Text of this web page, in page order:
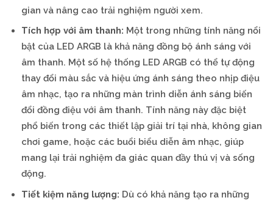
gian và nâng cao trải nghiệm người xem.
Tích hợp với âm thanh: Một trong những tính năng nổi
bật của LED ARGB là khả năng đồng bộ ánh sáng với
âm thanh. Một số hệ thống LED ARGB có thể tự động
thay đổi màu sắc và hiệu ứng ánh sáng theo nhịp điệu
âm nhạc, tạo ra những màn trình diễn ánh sáng biến
đổi đồng điệu với âm thanh. Tính năng này đặc biệt
phổ biến trong các thiết lập giải trí tại nhà, không gian
chơi game, hoặc các buổi biểu diễn âm nhạc, giúp
mang lại trải nghiệm đa giác quan đầy thú vị và sống
động.
Tiết kiệm năng lượng: Dù có khả năng tạo ra những